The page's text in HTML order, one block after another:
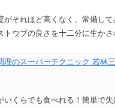
がそれほど高くなく、常備し
トウブの良さを十二分に生か
理のスーパーテクニック 若林
いくらでも食べれる！簡単で